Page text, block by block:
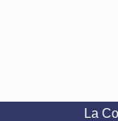
La Corte